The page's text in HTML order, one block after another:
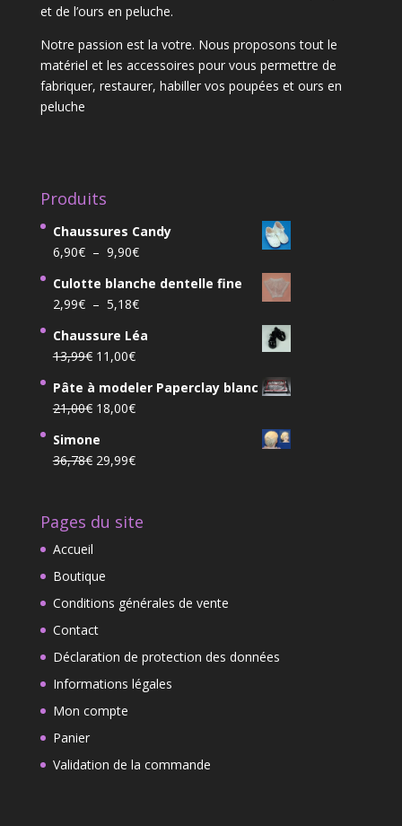
et de l’ours en peluche.
Notre passion est la votre. Nous proposons tout le
matériel et les accessoires pour vous permettre de
fabriquer, restaurer, habiller vos poupées et ours en
peluche
Produits
Chaussures Candy
6,90€ – 9,90€Plage
prix :
6,90€
à
Culotte blanche dentelle fine
2,99€ – 5,18€Plage
prix :
à
Chaussure Léa
13,99€ Le
initial
était :
13,99€.
11,00€Le
actuel
est :
Pâte à modeler Paperclay blanc
21,00€ Le
initial
était :
18,00€Le
est :
Simone
36,78€ Le
était :
29,99€Le
est :
Pages du site
Accueil
Boutique
Conditions générales de vente
Contact
Déclaration de protection des données
Informations légales
Mon compte
Panier
Validation de la commande